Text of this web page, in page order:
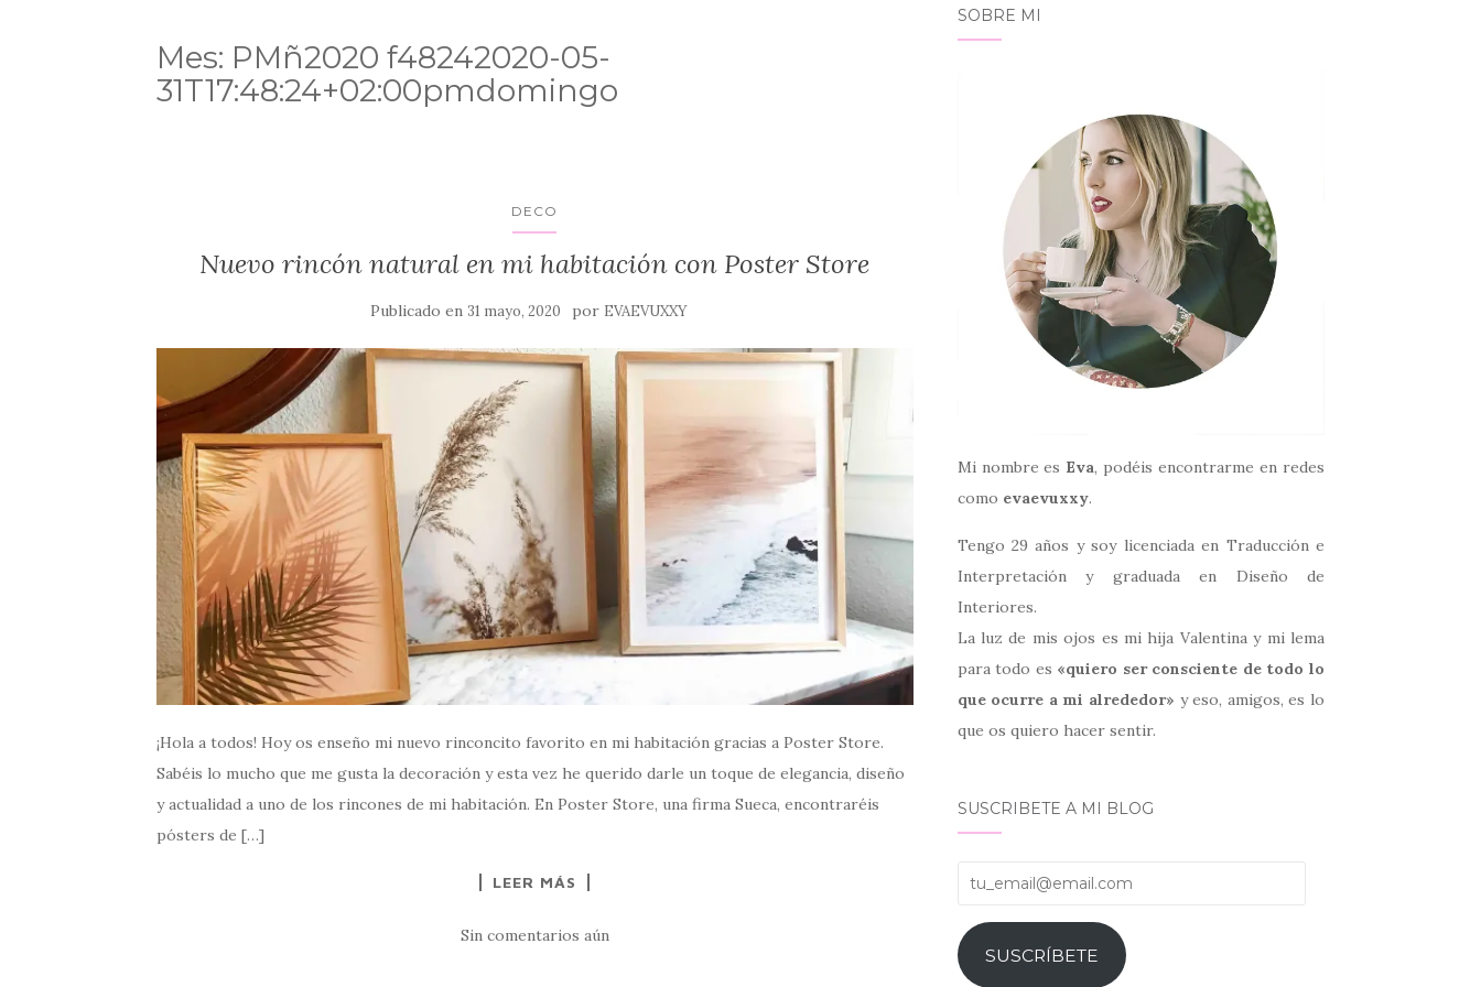
Mes: PMñ2020 f48242020-05-
31T17:48:24+02:00pmdomingo
DECO
Nuevo rincón natural en mi habitación con Poster Store
Publicado en 31 mayo, 2020 por EVAEVUXXY
¡Hola a todos! Hoy os enseño mi nuevo rinconcito favorito en mi habitación gracias a Poster Store.
Sabéis lo mucho que me gusta la decoración y esta vez he querido darle un toque de elegancia, diseño
y actualidad a uno de los rincones de mi habitación. En Poster Store, una firma Sueca, encontraréis
pósters de […]
LEER MÁS
Sin comentarios aún
SOBRE MI
Mi nombre es Eva, podéis encontrarme en redes
como evaevuxxy.
Tengo 29 años y soy licenciada en Traducción e
Interpretación y graduada en Diseño de
Interiores.
La luz de mis ojos es mi hija Valentina y mi lema
para todo es «quiero ser consciente de todo lo
que ocurre a mi alrededor» y eso, amigos, es lo
que os quiero hacer sentir.
SUSCRIBETE A MI BLOG
tu_email@email.com
SUSCRÍBETE